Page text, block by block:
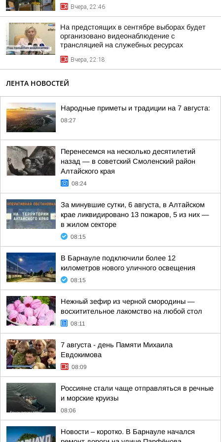
Вчера, 22:46
На предстоящих в сентябре выборах будет
организовано видеонаблюдение с
трансляцией на служебных ресурсах
Вчера, 22:18
ЛЕНТА НОВОСТЕЙ
Народные приметы и традиции на 7 августа:
08:27
Перенесемся на несколько десятилетий
назад — в советский Смоленский район
Алтайского края
08:24
За минувшие сутки, 6 августа, в Алтайском
крае ликвидировано 13 пожаров, 5 из них —
в жилом секторе
08:15
В Барнауле подключили более 12
километров нового уличного освещения
08:15
Нежный зефир из черной смородины —
восхитительное лакомство на любой стол
08:11
7 августа - день Памяти Михаила
Евдокимова
08:09
Россияне стали чаще отправляться в речные
и морские круизы
08:06
Новости – коротко. В Барнауле начался